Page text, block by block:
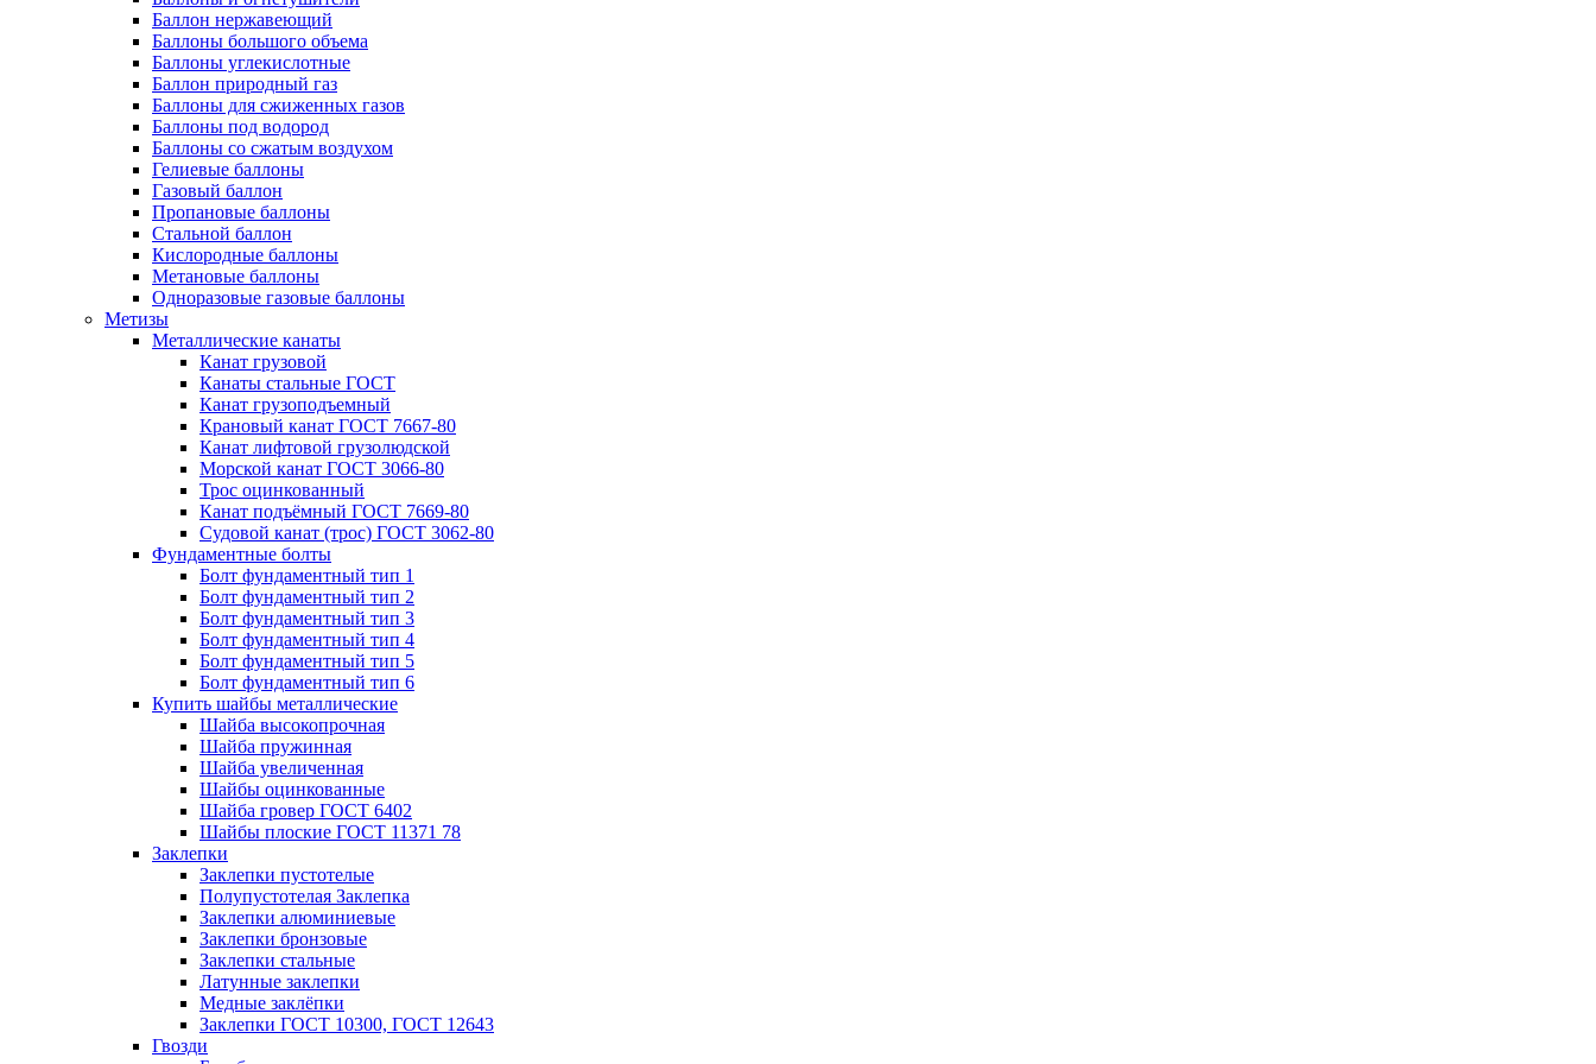
Баллон нержавеющий
Баллоны большого объема
Баллоны углекислотные
Баллон природный газ
Баллоны для сжиженных газов
Баллоны под водород
Баллоны со сжатым воздухом
Гелиевые баллоны
Газовый баллон
Пропановые баллоны
Стальной баллон
Кислородные баллоны
Метановые баллоны
Одноразовые газовые баллоны
Метизы
Металлические канаты
Канат грузовой
Канаты стальные ГОСТ
Канат грузоподъемный
Крановый канат ГОСТ 7667-80
Канат лифтовой грузолюдской
Морской канат ГОСТ 3066-80
Трос оцинкованный
Канат подъёмный ГОСТ 7669-80
Судовой канат (трос) ГОСТ 3062-80
Фундаментные болты
Болт фундаментный тип 1
Болт фундаментный тип 2
Болт фундаментный тип 3
Болт фундаментный тип 4
Болт фундаментный тип 5
Болт фундаментный тип 6
Купить шайбы металлические
Шайба высокопрочная
Шайба пружинная
Шайба увеличенная
Шайбы оцинкованные
Шайба гровер ГОСТ 6402
Шайбы плоские ГОСТ 11371 78
Заклепки
Заклепки пустотелые
Полупустотелая Заклепка
Заклепки алюминиевые
Заклепки бронзовые
Заклепки стальные
Латунные заклепки
Медные заклёпки
Заклепки ГОСТ 10300, ГОСТ 12643
Гвозди